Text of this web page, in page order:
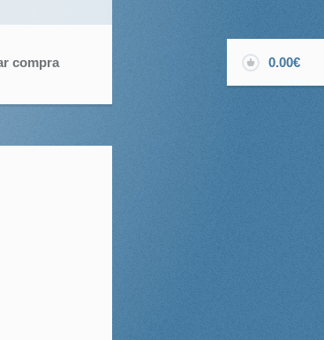
0.00€
compra